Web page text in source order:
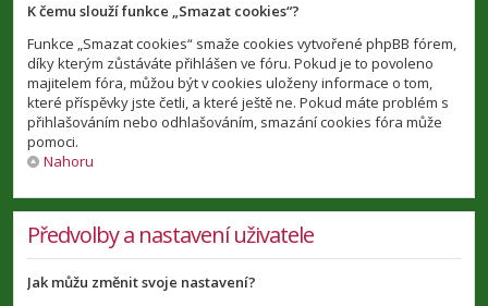
K čemu slouží funkce „Smazat cookies“?
Funkce „Smazat cookies“ smaže cookies vytvořené phpBB fórem,
díky kterým zůstáváte přihlášen ve fóru. Pokud je to povoleno
majitelem fóra, můžou být v cookies uloženy informace o tom,
které příspěvky jste četli, a které ještě ne. Pokud máte problém s
přihlašováním nebo odhlašováním, smazání cookies fóra může
pomoci.
Nahoru
Předvolby a nastavení uživatele
Jak můžu změnit svoje nastavení?